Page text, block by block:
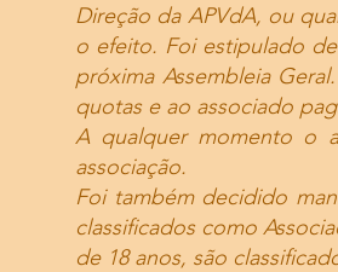
Direção da APVdA, ou
o efeito. Foi estipulado
próxima Assembleia
quotas e ao associado
A qualquer momento o
associação.
Foi também decidido
classificados como
de 18 anos, são